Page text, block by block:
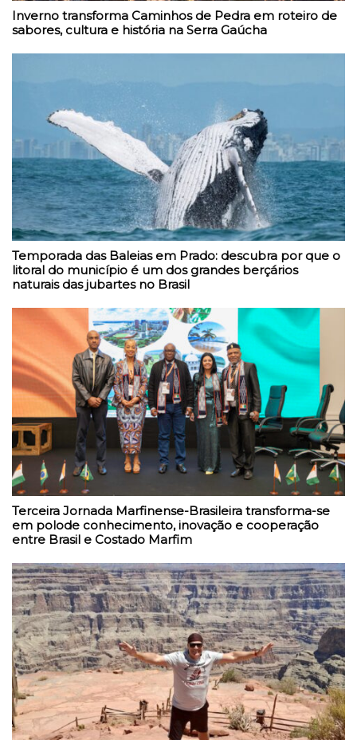
Inverno transforma Caminhos de Pedra em roteiro de
sabores, cultura e história na Serra Gaúcha
Temporada das Baleias em Prado: descubra por que o
litoral do município é um dos grandes berçários
naturais das jubartes no Brasil
Terceira Jornada Marfinense-Brasileira transforma-se
em polode conhecimento, inovação e cooperação
entre Brasil e Costado Marfim